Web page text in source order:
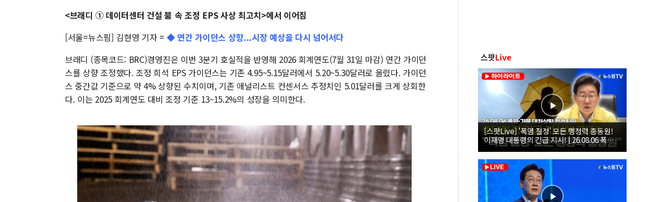
<브래디 ① 데이터센터 건설 붐 속 조정 EPS 사상 최고치>에서 이어짐
[서울=뉴스핌] 김현영 기자 = ◆ 연간 가이던스 상향...시장 예상을 다시 넘어서다
브래디 (종목코드: BRC)경영진은 이번 3분기 호실적을 반영해 2026 회계연도(7월 31일 마감) 연간 가이던
스를 상향 조정했다. 조정 희석 EPS 가이던스는 기존 4.95~5.15달러에서 5.20~5.30달러로 올렸다. 가이던
스 중간값 기준으로 약 4% 상향된 수치이며, 기존 애널리스트 컨센서스 추정치인 5.01달러를 크게 상회한
다. 이는 2025 회계연도 대비 조정 기준 13~15.2%의 성장을 의미한다.
스팟Live
[스팟Live] '폭염 절정' 모든 행정력 총동원!
이재명 대통령의 긴급 지시! | 26.08.06 폭염•
가뭄 대처상황 점검회의